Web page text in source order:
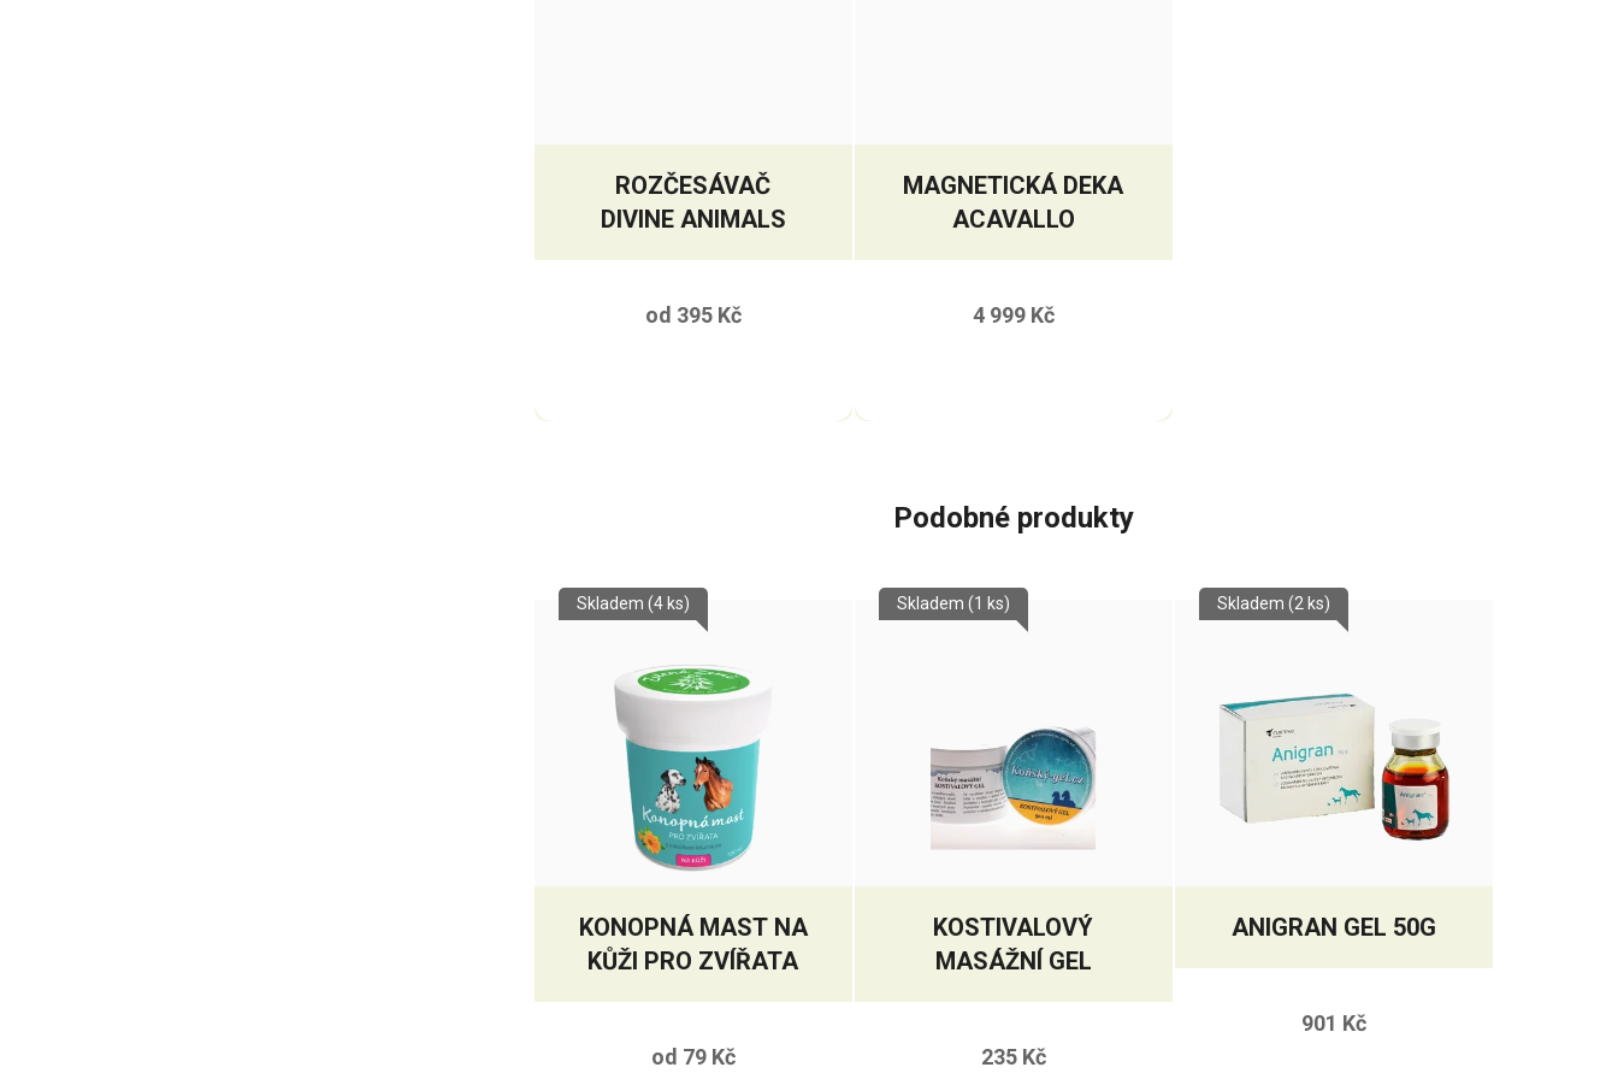
ROZČESÁVAČ
DIVINE ANIMALS
od 395 Kč
MAGNETICKÁ DEKA
ACAVALLO
4 999 Kč
Podobné produkty
KONOPNÁ MAST NA
KŮŽI PRO ZVÍŘATA
Skladem (4 ks)
od 79 Kč
KOSTIVALOVÝ
MASÁŽNÍ GEL
Skladem (1 ks)
235 Kč
ANIGRAN GEL 50G
Skladem (2 ks)
901 Kč